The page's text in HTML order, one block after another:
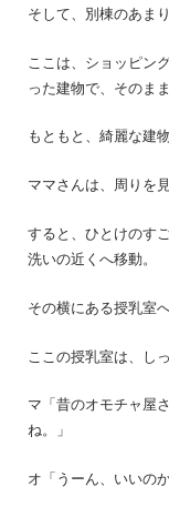
そして、別棟のあま
ここは、ショッピン
った建物で、そのま
もともと、綺麗な建
ママさんは、周りを
すると、ひとけのす
洗いの近くへ移動。
その横にある授乳室
ここの授乳室は、し
マ「昔のオモチャ屋
ね。」
オ「うーん、いいの